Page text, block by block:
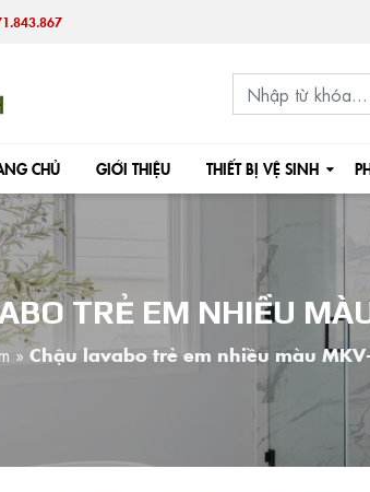
CHỦ GIỚI THIỆU THIẾT BỊ VỆ SINH
TRẺ EM NHIỀU
»Chậu lavabo trẻ em nhiều màu MKV-